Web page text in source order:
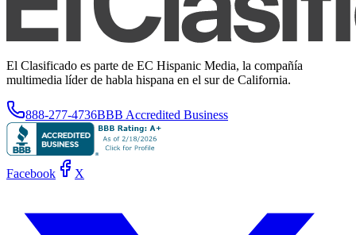
El Clasificado es parte de EC Hispanic Media, la compañía
multimedia líder de habla hispana en el sur de California.
888-277-4736BBB Accredited Business
Facebook X